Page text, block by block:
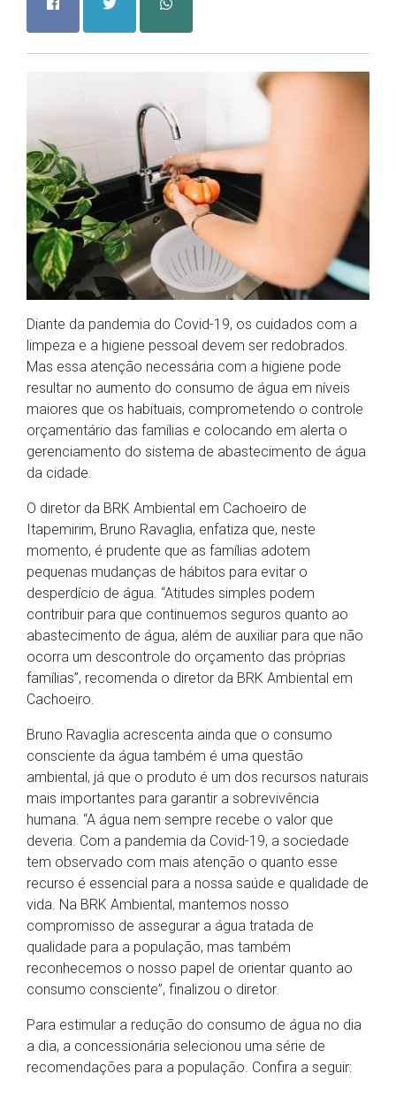
Diante da pandemia do Covid-19, os cuidados com a
limpeza e a higiene pessoal devem ser redobrados.
Mas essa atenção necessária com a higiene pode
resultar no aumento do consumo de água em níveis
maiores que os habituais, comprometendo o controle
orçamentário das famílias e colocando em alerta o
gerenciamento do sistema de abastecimento de água
da cidade.
O diretor da BRK Ambiental em Cachoeiro de
Itapemirim, Bruno Ravaglia, enfatiza que, neste
momento, é prudente que as famílias adotem
pequenas mudanças de hábitos para evitar o
desperdício de água. “Atitudes simples podem
contribuir para que continuemos seguros quanto ao
abastecimento de água, além de auxiliar para que não
ocorra um descontrole do orçamento das próprias
famílias”, recomenda o diretor da BRK Ambiental em
Cachoeiro.
Bruno Ravaglia acrescenta ainda que o consumo
consciente da água também é uma questão
ambiental, já que o produto é um dos recursos naturais
mais importantes para garantir a sobrevivência
humana. “A água nem sempre recebe o valor que
deveria. Com a pandemia da Covid-19, a sociedade
tem observado com mais atenção o quanto esse
recurso é essencial para a nossa saúde e qualidade de
vida. Na BRK Ambiental, mantemos nosso
compromisso de assegurar a água tratada de
qualidade para a população, mas também
reconhecemos o nosso papel de orientar quanto ao
consumo consciente”, finalizou o diretor.
Para estimular a redução do consumo de água no dia
a dia, a concessionária selecionou uma série de
recomendações para a população. Confira a seguir: